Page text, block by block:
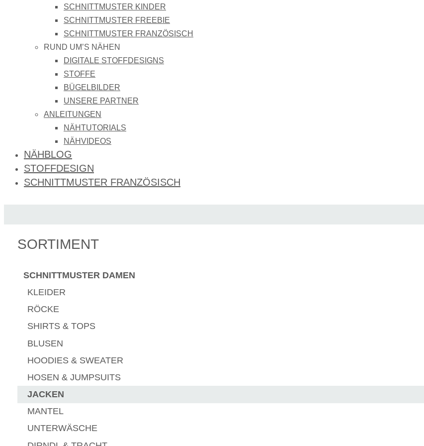
SCHNITTMUSTER KINDER
SCHNITTMUSTER FREEBIE
SCHNITTMUSTER FRANZÖSISCH
RUND UM’S NÄHEN
DIGITALE STOFFDESIGNS​
STOFFE
BÜGELBILDER
UNSERE PARTNER
ANLEITUNGEN
NÄHTUTORIALS
NÄHVIDEOS
NÄHBLOG
STOFFDESIGN
SCHNITTMUSTER FRANZÖSISCH
SORTIMENT
SCHNITTMUSTER DAMEN
KLEIDER
RÖCKE
SHIRTS & TOPS
BLUSEN
HOODIES & SWEATER
HOSEN & JUMPSUITS
JACKEN
MANTEL
UNTERWÄSCHE